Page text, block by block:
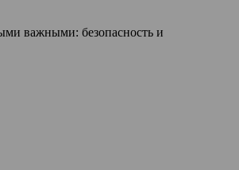
важными: безопасность и